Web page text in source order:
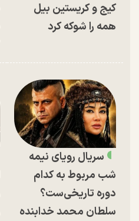
کیج و کریستین بیل
همه را شوکه کرد
سریال رویای نیمه
شب مربوط به کدام
دوره تاریخی‌ست؟
سلطان محمد خدابنده